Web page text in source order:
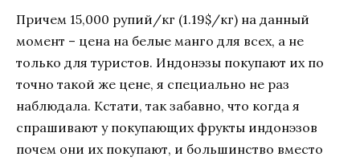
Причем 15,000 рупий/кг (1.19$/кг) на данный
момент – цена на белые манго для всех, а не
только для туристов. Индонэзы покупают их по
точно такой же цене, я специально не раз
наблюдала. Кстати, так забавно, что когда я
спрашивают у покупающих фрукты индонэзов
почем они их покупают, и большинство вместо